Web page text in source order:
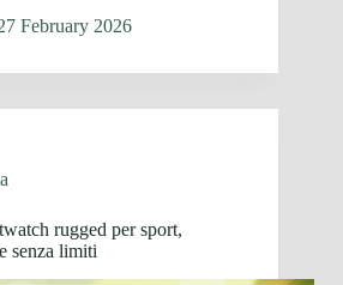
February 2026
rugged per sport,
senza limiti